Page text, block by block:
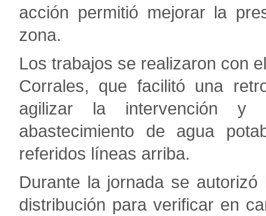
acción permitió mejorar la
zona.
Los trabajos se realizaron con
Corrales, que facilitó una
agilizar la intervención y
abastecimiento de agua
referidos líneas arriba.
Durante la jornada se
distribución para verificar en